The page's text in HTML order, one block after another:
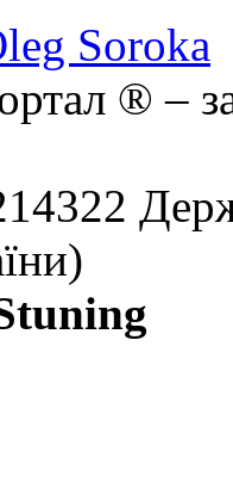
Soroka
® –